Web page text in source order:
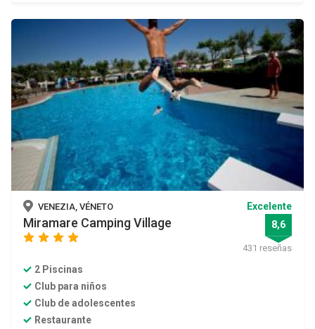
VENEZIA, VÉNETO
Miramare Camping Village
star star star
Excelente
8,6
431 reseñas
2 Piscinas
Club para niños
Club de adolescentes
Restaurante